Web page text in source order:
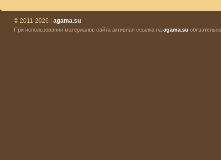
© 2011-2026 | agama.su
При использовании материалов сайта активная ссылка на agama.su